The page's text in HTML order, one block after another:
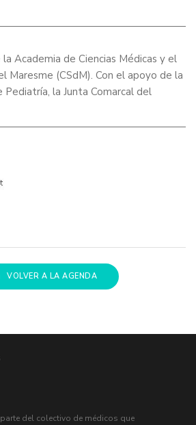
Academia de Ciencias Médicas y el
Maresme (CSdM). Con el apoyo de la
Pediatría, la Junta Comarcal del
VOLVER A LA AGENDA
del colectivo de médicos que